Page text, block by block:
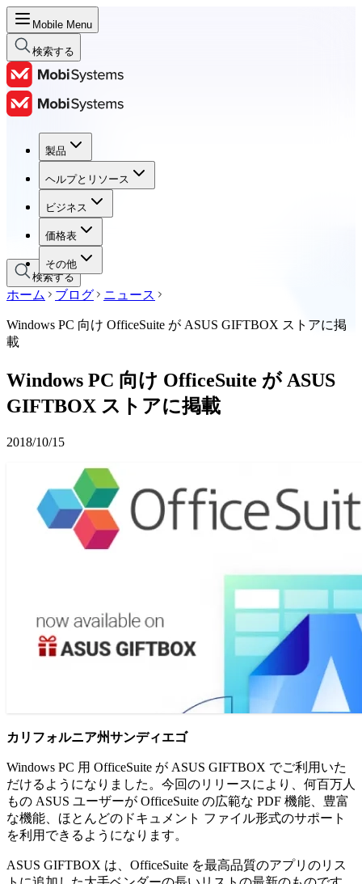
Mobile Menu
検索する
製品
ヘルプとリソース
ビジネス
価格表
その他
製品
ヘルプとリソース
ビジネス
価格表
検索する
ホーム ブログ ニュース
Windows PC 向け OfficeSuite が ASUS GIFTBOX ストアに掲
載
Windows PC 向け OfficeSuite が ASUS
GIFTBOX ストアに掲載
2018/10/15
カリフォルニア州サンディエゴ
Windows PC 用 OfficeSuite が ASUS GIFTBOX でご利用いた
だけるようになりました。今回のリリースにより、何百万人
もの ASUS ユーザーが OfficeSuite の広範な PDF 機能、豊富
な機能、ほとんどのドキュメント ファイル形式のサポート
を利用できるようになります。
ASUS GIFTBOX は、OfficeSuite を最高品質のアプリのリス